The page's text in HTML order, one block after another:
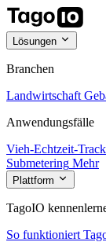
Lösungen
Branchen
Landwirtschaft
Anwendungsfälle
Vieh-Echtzeit-
Submetering Mehr
Plattform
TagoIO
So funktioniert